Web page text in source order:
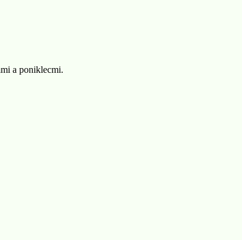
a poniklecmi.